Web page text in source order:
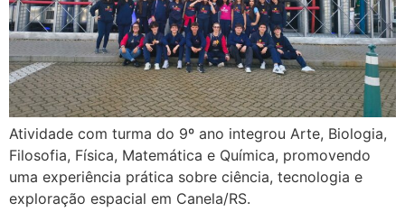
Atividade com turma do 9º ano integrou Arte, Biologia,
Filosofia, Física, Matemática e Química, promovendo
uma experiência prática sobre ciência, tecnologia e
exploração espacial em Canela/RS.